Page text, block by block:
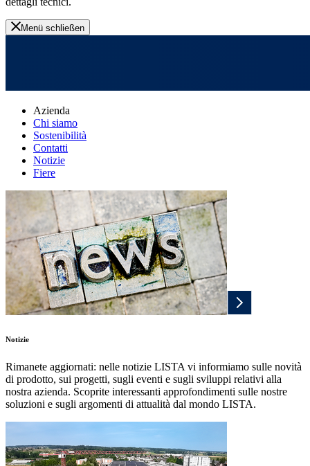
Menü schließen
Azienda
Chi siamo
Sostenibilità
Contatti
Notizie
Fiere
Notizie
Rimanete aggiornati: nelle notizie LISTA vi informiamo sulle novità
di prodotto, sui progetti, sugli eventi e sugli sviluppi relativi alla
nostra azienda. Scoprite interessanti approfondimenti sulle nostre
soluzioni e sugli argomenti di attualità dal mondo LISTA.